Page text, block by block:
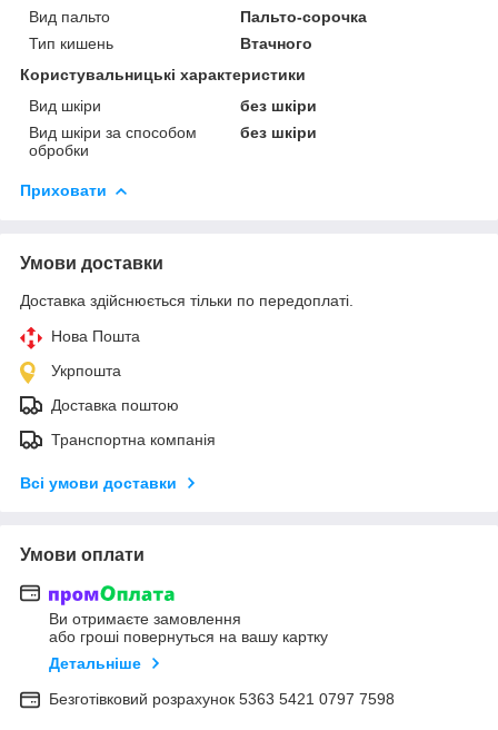
Вид пальто
Пальто-сорочка
Тип кишень
Втачного
Користувальницькі характеристики
Вид шкіри
без шкіри
Вид шкіри за способом
обробки
без шкіри
Приховати
Умови доставки
Доставка здійснюється тільки по передоплаті.
Нова Пошта
Укрпошта
Доставка поштою
Транспортна компанія
Всі умови доставки
Умови оплати
Ви отримаєте замовлення
або гроші повернуться на вашу картку
Детальніше
Безготівковий розрахунок 5363 5421 0797 7598